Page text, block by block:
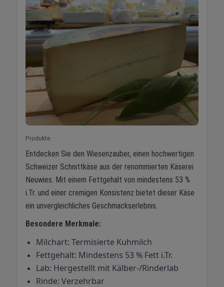
Produkte
Entdecken Sie den Wiesenzauber, einen hochwertigen
Schweizer Schnittkäse aus der renommierten Käserei
Neuwies. Mit einem Fettgehalt von mindestens 53 %
i.Tr. und einer cremigen Konsistenz bietet dieser Käse
ein unvergleichliches Geschmackserlebnis.
Besondere Merkmale:
Milchart: Termisierte Kuhmilch
Fettgehalt: Mindestens 53 % Fett i.Tr.
Lab: Hergestellt mit Kälber-/Rinderlab
Rinde: Verzehrbar